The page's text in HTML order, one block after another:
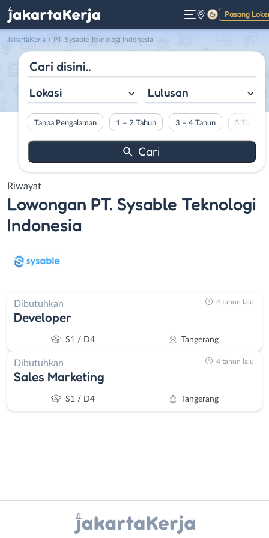
Pasang
Gelap
JakartaKerja > PT. Sysable Teknologi Indonesia
Lokasi Lulusan
Tanpa Pengalaman 1 – 2 Tahun 3 – 4 Tahun 5 Tahun
Riwayat
Lowongan PT. Sysable Teknologi
Indonesia
Dibutuhkan
Developer
S1 / D4 Tangerang
4 tahun lalu
Dibutuhkan
Sales Marketing
S1 / D4 Tangerang
4 tahun lalu
Gizi
Work)
X - Twitter Telegram
Kanal Lainnya..